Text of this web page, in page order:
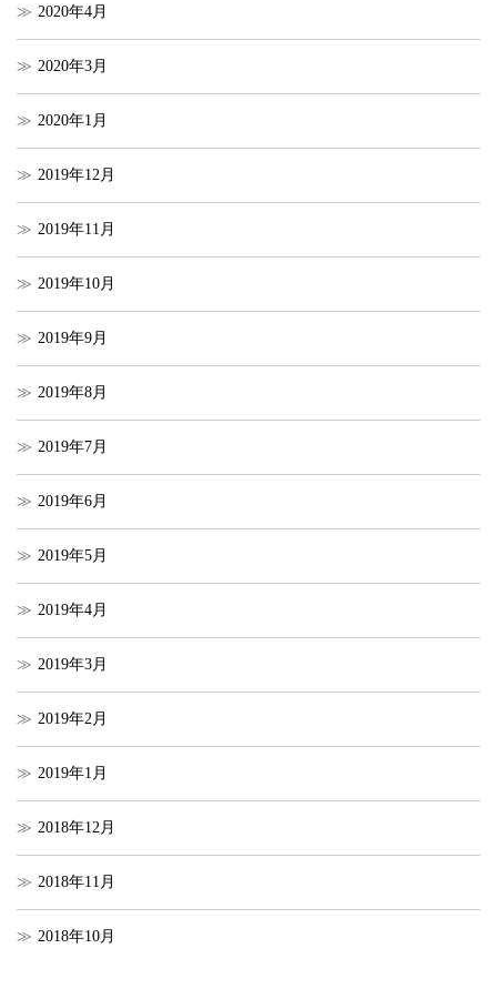
2020年4月
2020年3月
2020年1月
2019年12月
2019年11月
2019年10月
2019年9月
2019年8月
2019年7月
2019年6月
2019年5月
2019年4月
2019年3月
2019年2月
2019年1月
2018年12月
2018年11月
2018年10月